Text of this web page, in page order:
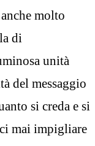
molto
di
unità
del messaggio
si creda e si
mai impigliare